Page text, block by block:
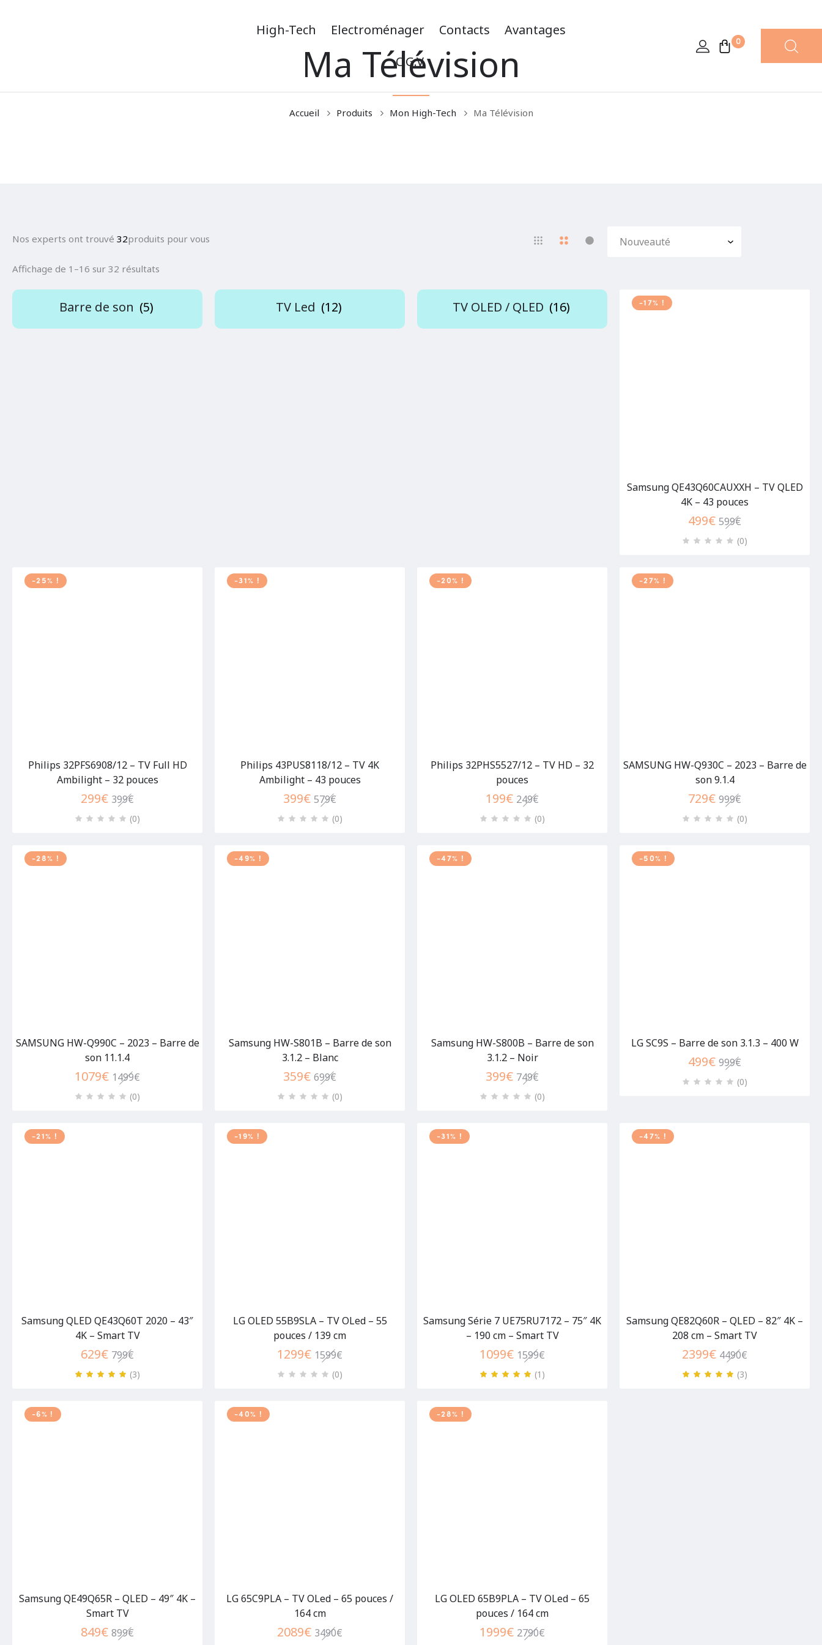
High-Tech Electroménager Contacts
Avantages
C.G.V.
0
Ma Télévision
Accueil Produits Mon High-Tech Ma Télévision
Nos experts ont trouvé 32produits pour vous
Affichage de 1–16 sur 32 résultats
Barre de son (5) TV Led (12) TV OLED / QLED (16) -17% !
Samsung QE43Q60CAUXXH – TV QLED
4K – 43 pouces
599€
499€
(0)
-25% !
Philips 32PFS6908/12 – TV Full HD
Ambilight – 32 pouces
399€
299€
(0)
-31% !
Philips 43PUS8118/12 – TV 4K
Ambilight – 43 pouces
579€
399€
(0)
-20% !
Philips 32PHS5527/12 – TV HD – 32
pouces
249€
199€
(0)
-27% !
SAMSUNG HW-Q930C – 2023 – Barre de
son 9.1.4
999€
729€
(0)
-28% !
SAMSUNG HW-Q990C – 2023 – Barre de
son 11.1.4
1499€
1079€
(0)
-49% !
Samsung HW-S801B – Barre de son
3.1.2 – Blanc
699€
359€
(0)
-47% !
Samsung HW-S800B – Barre de son
3.1.2 – Noir
749€
399€
(0)
-50% !
LG SC9S – Barre de son 3.1.3 – 400 W
999€
499€
(0)
-21% !
Samsung QLED QE43Q60T 2020 – 43″
4K – Smart TV
799€
629€
(3)
-19% !
LG OLED 55B9SLA – TV OLed – 55
pouces / 139 cm
1599€
1299€
(0)
-31% !
Samsung Série 7 UE75RU7172 – 75″ 4K
– 190 cm – Smart TV
1599€
1099€
(1 )
-47% !
Samsung QE82Q60R – QLED – 82″ 4K –
208 cm – Smart TV
4490€
2399€
(3)
-6% !
Samsung QE49Q65R – QLED – 49″ 4K –
Smart TV
899€
849€
-40% !
LG 65C9PLA – TV OLed – 65 pouces /
164 cm
3490€
2089€
-28% !
LG OLED 65B9PLA – TV OLed – 65
pouces / 164 cm
2790€
1999€